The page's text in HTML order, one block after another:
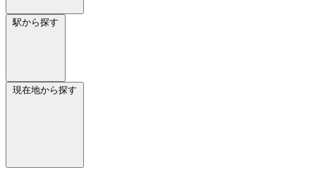
駅から探す
現在地から探す